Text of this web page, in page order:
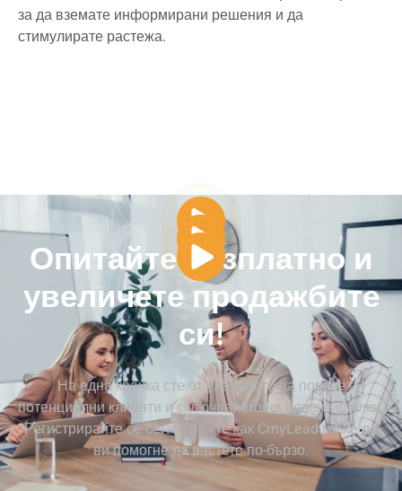
за да вземате информирани решения и да
стимулирате растежа.
Опитайте безплатно и
увеличете продажбите
си!
На една крачка сте от улавянето на повече
потенциални клиенти и сключването на повече сделки.
Регистрирайте се сега и вижте как CmyLead може да
ви помогне да растете по-бързо.